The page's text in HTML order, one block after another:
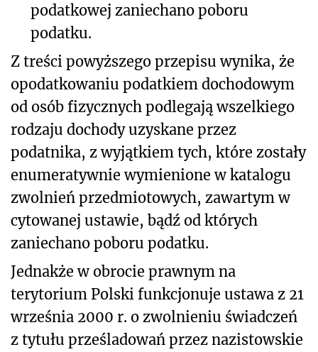
podatkowej zaniechano poboru
podatku.
Z treści powyższego przepisu wynika, że
opodatkowaniu podatkiem dochodowym
od osób fizycznych podlegają wszelkiego
rodzaju dochody uzyskane przez
podatnika, z wyjątkiem tych, które zostały
enumeratywnie wymienione w katalogu
zwolnień przedmiotowych, zawartym w
cytowanej ustawie, bądź od których
zaniechano poboru podatku.
Jednakże w obrocie prawnym na
terytorium Polski funkcjonuje ustawa z 21
września 2000 r. o zwolnieniu świadczeń
z tytułu prześladowań przez nazistowskie